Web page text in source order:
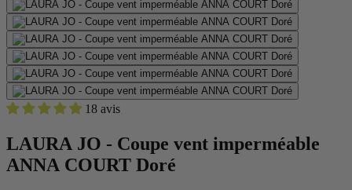
18 avis
LAURA JO - Coupe vent imperméable
ANNA COURT Doré